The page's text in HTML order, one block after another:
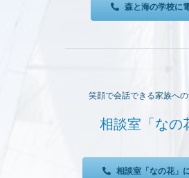
森と海の学校に
笑顔で会話できる家族への
相談室「なの
相談室「なの花」